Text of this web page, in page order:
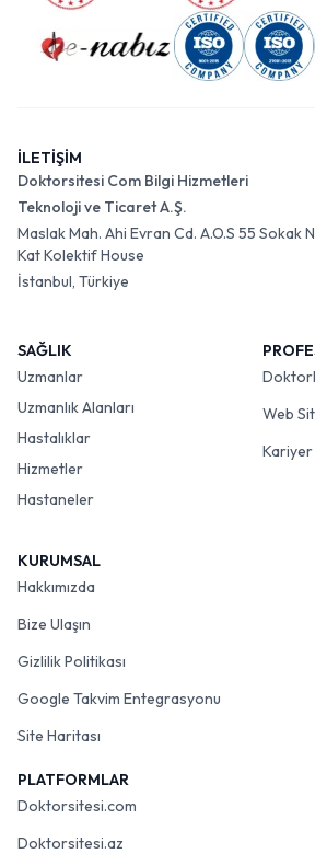
İLETİŞİM
Doktorsitesi Com Bilgi Hizmetleri
Teknoloji ve Ticaret A.Ş.
Maslak Mah. Ahi Evran Cd. A.O.S 55 Sokak
Kat Kolektif House
İstanbul, Türkiye
SAĞLIK
Uzmanlar
Uzmanlık Alanları
Hastalıklar
Hizmetler
Hastaneler
Web
Kariyer
KURUMSAL
Hakkımızda
Bize Ulaşın
Gizlilik Politikası
Google Takvim Entegrasyonu
Site Haritası
PLATFORMLAR
Doktorsitesi.com
Doktorsitesi.az